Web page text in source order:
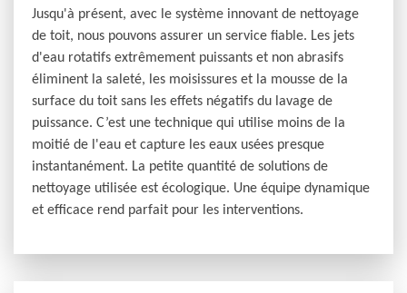
Jusqu'à présent, avec le système innovant de nettoyage
de toit, nous pouvons assurer un service fiable. Les jets
d'eau rotatifs extrêmement puissants et non abrasifs
éliminent la saleté, les moisissures et la mousse de la
surface du toit sans les effets négatifs du lavage de
puissance. C’est une technique qui utilise moins de la
moitié de l'eau et capture les eaux usées presque
instantanément. La petite quantité de solutions de
nettoyage utilisée est écologique. Une équipe dynamique
et efficace rend parfait pour les interventions.